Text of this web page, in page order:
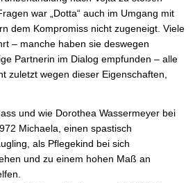
war „Dotta“ auch im Umgang mit
dem Kompromiss nicht zugeneigt. Viele
– manche haben sie deswegen
Partnerin im Dialog empfunden – alle
zuletzt wegen dieser Eigenschaften,
und wie Dorothea Wassermeyer bei
Michaela, einen spastisch
als Pflegekind bei sich
und zu einem hohen Maß an